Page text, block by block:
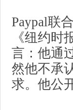
Paypal联
《纽约
言：他通
然他不承
求。他公